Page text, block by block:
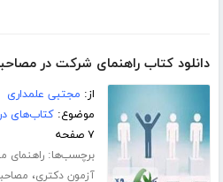
دانلود کتاب راهنمای شرکت در
از: مجتبی علمداری
موضوع:کتاب‌های
۷ صفحه
برچسب‌ها:راهنمای
آزمون دکتری،